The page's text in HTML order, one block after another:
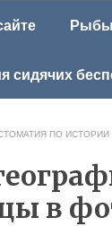
Рыбы
сидячих
ПО ИСТОРИИ
в